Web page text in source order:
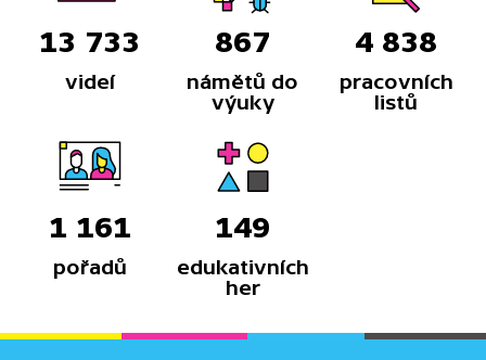
13 733
videí
867
námětů do
výuky
4 838
pracovních
listů
1 161
pořadů
149
edukativních
her